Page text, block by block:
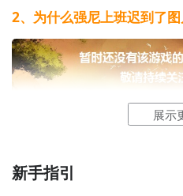
2、为什么强尼上班迟到了图
展示
新手指引